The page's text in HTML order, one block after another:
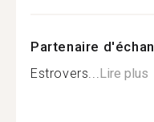
Partenaire
Estrovers...Lire plus